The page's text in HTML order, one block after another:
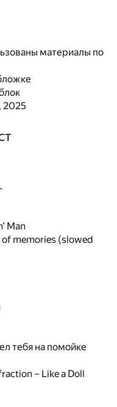
материалы по
2025
Man
of memories (slowed
тебя на помойке
– Like a Doll